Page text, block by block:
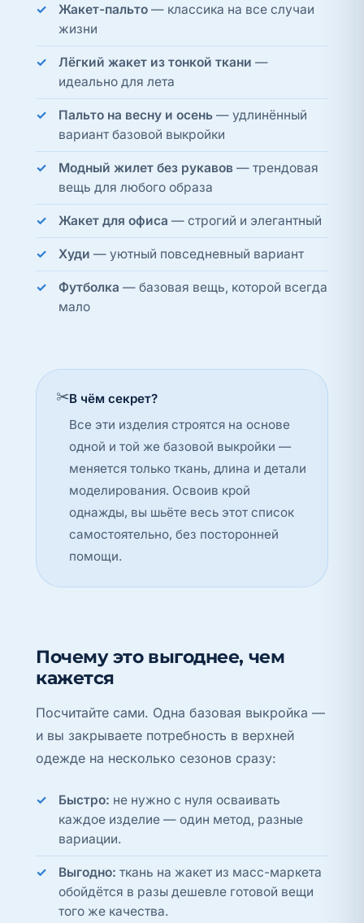
Жакет-пальто — классика на все случаи
жизни
Лёгкий жакет из тонкой ткани —
идеально для лета
Пальто на весну и осень — удлинённый
вариант базовой выкройки
Модный жилет без рукавов — трендовая
вещь для любого образа
Жакет для офиса — строгий и элегантный
Худи — уютный повседневный вариант
Футболка — базовая вещь, которой всегда
мало
✂️В чём секрет?
Все эти изделия строятся на основе
одной и той же базовой выкройки —
меняется только ткань, длина и детали
моделирования. Освоив крой
однажды, вы шьёте весь этот список
самостоятельно, без посторонней
помощи.
Почему это выгоднее, чем
кажется
Посчитайте сами. Одна базовая выкройка —
и вы закрываете потребность в верхней
одежде на несколько сезонов сразу:
Быстро: не нужно с нуля осваивать
каждое изделие — один метод, разные
вариации.
Выгодно: ткань на жакет из масс-маркета
обойдётся в разы дешевле готовой вещи
того же качества.